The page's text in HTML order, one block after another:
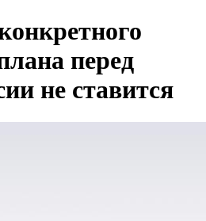
перед
не ставится